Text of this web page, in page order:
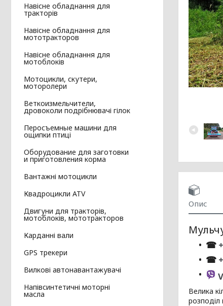
Опис
☎
☎
Велика
розподіл
Навісне обладнання для
тракторів
Навісне обладнання для
мототракторов
Навісне обладнання для
мотоблоків
Мотоцикли, скутери,
моторолери
Веткоизмельчители,
дровоколи подрібнювачі гілок
Перосъемные машини для
ощипки птиці
Оборудование для заготовки
и приготовления корма
Вантажні мотоцикли
Квадроцикли ATV
Двигуни для тракторів,
мотоблоків, мототракторов
Карданні вали
GPS трекери
Вилкові автонавантажувачі
Напівсинтетичні моторні
масла